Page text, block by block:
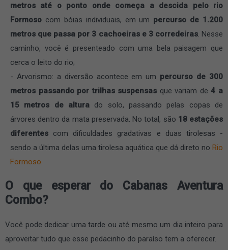
metros até o ponto onde começa a descida pelo rio
Formoso com bóias individuais, em um percurso de 1.200
metros que passa por 3 cachoeiras e 3 corredeiras. Nesse
caminho, você é presenteado com uma bela paisagem que
cerca o leito do rio;
Arvorismo: a diversão acontece em um percurso de 300
metros passando por trilhas suspensas que variam de 4 a
15 metros de altura do solo, passando pelas copas de
árvores dentro da mata preservada. No total, são 18 estações
diferentes com dificuldades gradativas e duas tirolesas -
sendo a última delas uma tirolesa aquática que dá direto no Rio
Formoso
O que esperar do Cabanas Aventura
Combo?
Você pode dedicar uma tarde ou até mesmo um dia inteiro para
aproveitar tudo que esse pedacinho do paraíso tem a oferecer.